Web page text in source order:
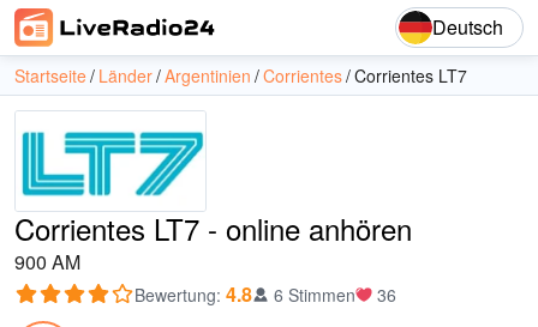
Deutsch
Startseite Länder Argentinien Corrientes Corrientes LT7
Corrientes LT7 - online anhören
900 AM
Bewertung: 4.8 6 Stimmen 36